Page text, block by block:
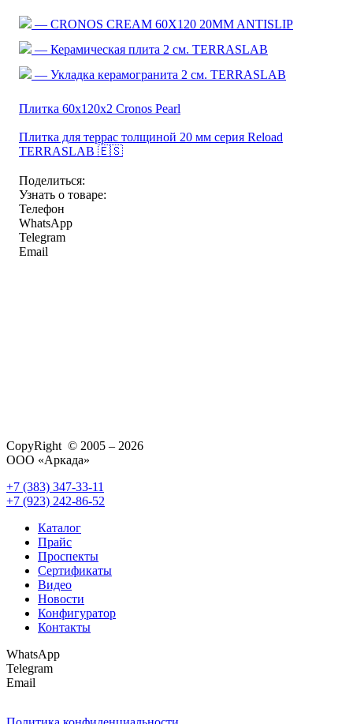
— CRONOS CREAM 60X120 20MM ANTISLIP
— Керамическая плита 2 см. TERRASLAB
— Укладка керамогранита 2 см. TERRASLAB
Плитка 60x120x2 Cronos Pearl
Плитка для террас толщиной 20 мм серия Reload
TERRASLAB 🇪🇸
Поделиться:
Узнать о товаре:
Телефон
WhatsApp
Telegram
Email
CopyRight © 2005 – 2026
ООО «Аркада»
+7 (383) 347-33-11
+7 (923) 242-86-52
Каталог
Прайс
Проспекты
Сертификаты
Видео
Новости
Конфигуратор
Контакты
WhatsApp
Telegram
Email